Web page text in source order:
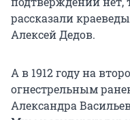
рассказали
Алексей Дедов.
А в 1912 году на
огнестрельным
Александра